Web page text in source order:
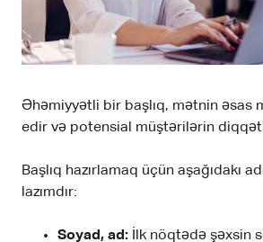
Əhəmiyyətli bir başlıq, mətnin əsas
edir və potensial müştərilərin
Başlıq hazırlamaq üçün aşağıdakı
lazımdır:
Soyad, ad: İlk nöqtədə şəxsin